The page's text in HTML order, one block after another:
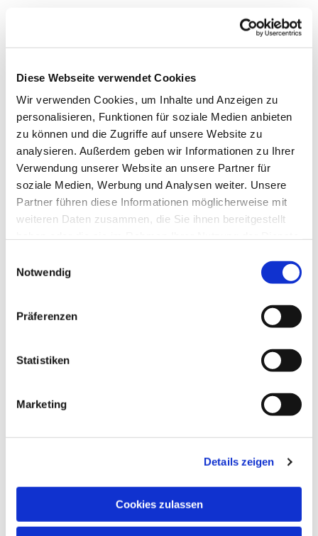
Diese Webseite verwendet Cookies
Wir verwenden Cookies, um Inhalte und Anzeigen zu
personalisieren, Funktionen für soziale Medien anbieten
zu können und die Zugriffe auf unsere Website zu
analysieren. Außerdem geben wir Informationen zu Ihrer
Verwendung unserer Website an unsere Partner für
soziale Medien, Werbung und Analysen weiter. Unsere
Partner führen diese Informationen möglicherweise mit
weiteren Daten zusammen, die Sie ihnen bereitgestellt
Notwendig
Präferenzen
Statistiken
Marketing
Details zeigen
Cookies zulassen
Dies könnte Sie auch